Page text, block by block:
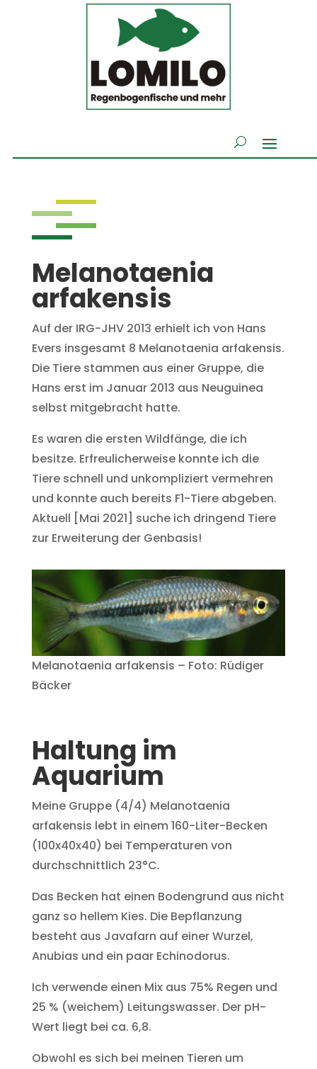
Melanotaenia
arfakensis
Auf der IRG-JHV 2013 erhielt ich von Hans
Evers insgesamt 8 Melanotaenia arfakensis.
Die Tiere stammen aus einer Gruppe, die
Hans erst im Januar 2013 aus Neuguinea
selbst mitgebracht hatte.
Es waren die ersten Wildfänge, die ich
besitze. Erfreulicherweise konnte ich die
Tiere schnell und unkompliziert vermehren
und konnte auch bereits F1-Tiere abgeben.
Aktuell [Mai 2021] suche ich dringend Tiere
zur Erweiterung der Genbasis!
Melanotaenia arfakensis – Foto: Rüdiger
Bäcker
Haltung im
Aquarium
Meine Gruppe (4/4) Melanotaenia
arfakensis lebt in einem 160-Liter-Becken
(100x40x40) bei Temperaturen von
durchschnittlich 23°C.
Das Becken hat einen Bodengrund aus nicht
ganz so hellem Kies. Die Bepflanzung
besteht aus Javafarn auf einer Wurzel,
Anubias und ein paar Echinodorus.
Ich verwende einen Mix aus 75% Regen und
25 % (weichem) Leitungswasser. Der pH-
Wert liegt bei ca. 6,8.
Obwohl es sich bei meinen Tieren um